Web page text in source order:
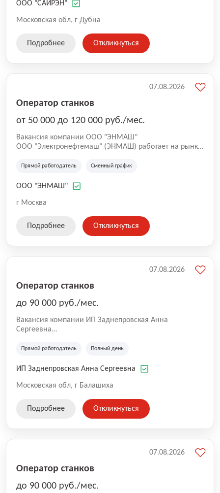
Инкапсуляции в сфере парфюмерии и отдушек.
приобретать компетенции в сферах аналитической и
коллоидной химии, то мы ждем именно тебя!
ООО "САЙРЭН"
Московская обл, г Дубна
Подробнее Откликнуться
Оператор станков
от 50 000 до 120 000 руб./мес.
Вакансия компании ООО "ЭНМАШ"
ООО "Электронефтемаш" (ЭНМАШ) работает на рынке
обмоточных и выводных проводов, а также
машиностроения.
Прямой работодатель Сменный график
ООО "ЭНМАШ"
г Москва
07.08.2026
Подробнее Откликнуться
Оператор станков
до 90 000 руб./мес.
Вакансия компании ИП Заднепровская Анна
Сергеевна
Прямой работодатель Полный день
ИП Заднепровская Анна Сергеевна
Московская обл, г Балашиха
07.08.2026
Подробнее Откликнуться
Оператор станков
до 90 000 руб./мес.
07.08.2026